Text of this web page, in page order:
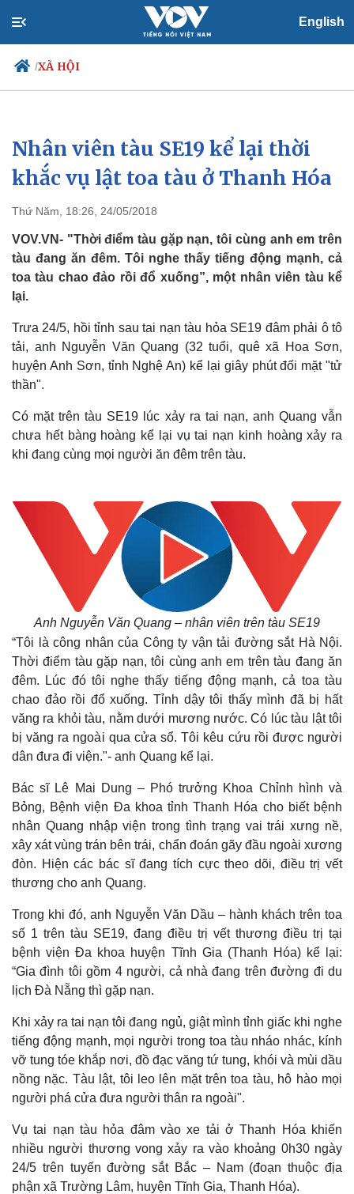
English
/XÃ HỘI
Chính trị
Đảng
Tổ chức nhân sự
Nhận diện sự thật
Xã hội
Tin 24h
Dự báo thời tiết
Việc làm
Biển đảo
Nhân viên tàu SE19 kể lại thời
khắc vụ lật toa tàu ở Thanh Hóa
Thứ Năm, 18:26, 24/05/2018
VOV.VN- "Thời điểm tàu gặp nạn, tôi cùng anh em trên
tàu đang ăn đêm. Tôi nghe thấy tiếng động mạnh, cả
toa tàu chao đảo rồi đổ xuống”, một nhân viên tàu kể
lại.
Trưa 24/5, hồi tỉnh sau tai nạn tàu hỏa SE19 đâm phải ô tô
tải, anh Nguyễn Văn Quang (32 tuổi, quê xã Hoa Sơn,
huyện Anh Sơn, tỉnh Nghệ An) kể lại giây phút đối mặt "tử
thần".
Có mặt trên tàu SE19 lúc xảy ra tai nạn, anh Quang vẫn
chưa hết bàng hoàng kể lại vụ tai nạn kinh hoàng xảy ra
khi đang cùng mọi người ăn đêm trên tàu.
Anh Nguyễn Văn Quang – nhân viên trên tàu SE19
“Tôi là công nhân của Công ty vận tải đường sắt Hà Nội.
Thời điểm tàu gặp nạn, tôi cùng anh em trên tàu đang ăn
đêm. Lúc đó tôi nghe thấy tiếng động mạnh, cả toa tàu
chao đảo rồi đổ xuống. Tỉnh dậy tôi thấy mình đã bị hất
văng ra khỏi tàu, nằm dưới mương nước. Có lúc tàu lật tôi
bị văng ra ngoài qua cửa sổ. Tôi kêu cứu rồi được người
dân đưa đi viện."- anh Quang kể lại.
Bác sĩ Lê Mai Dung – Phó trưởng Khoa Chỉnh hình và
Bỏng, Bệnh viện Đa khoa tỉnh Thanh Hóa cho biết bệnh
nhân Quang nhập viện trong tình trạng vai trái xưng nề,
xây xát vùng trán bên trái, chẩn đoán gãy đầu ngoài xương
đòn. Hiện các bác sĩ đang tích cực theo dõi, điều trị vết
thương cho anh Quang.
Trong khi đó, anh Nguyễn Văn Dầu – hành khách trên toa
số 1 trên tàu SE19, đang điều trị vết thương điều trị tại
bệnh viện Đa khoa huyện Tĩnh Gia (Thanh Hóa) kể lại:
“Gia đình tôi gồm 4 người, cả nhà đang trên đường đi du
lịch Đà Nẵng thì gặp nạn.
Khi xảy ra tai nạn tôi đang ngủ, giật mình tỉnh giấc khi nghe
tiếng động mạnh, mọi người trong toa tàu nháo nhác, kính
vỡ tung tóe khắp nơi, đồ đạc văng tứ tung, khói và mùi dầu
nồng nặc. Tàu lật, tôi leo lên mặt trên toa tàu, hô hào mọi
người phá cửa đưa người thân ra ngoài".
Vụ tai nạn tàu hỏa đâm vào xe tải ở Thanh Hóa khiến
nhiều người thương vong xảy ra vào khoảng 0h30 ngày
24/5 trên tuyến đường sắt Bắc – Nam (đoạn thuộc địa
phận xã Trường Lâm, huyện Tĩnh Gia, Thanh Hóa).